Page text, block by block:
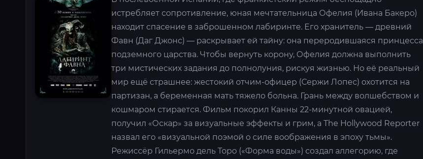
истребляет сопротивление, юная мечтательница Офелия (Ивана Бакеро)
находит спасение в заброшенном лабиринте. Его хранитель — древний
Фавн (Даг Джонс) — раскрывает ей тайну: она переродившаяся принцесса
подземного царства. Чтобы вернуть корону, Офелия должна выполнить
три мистических задания до полнолуния, рискуя жизнью. Но её реальный
мир ещё страшнее: жестокий отчим-офицер (Сержи Лопес) охотится на
партизан, а беременная мать тяжело больна. Грань между волшебством и
кошмаром стирается. Фильм покорил Канны 22-минутной овацией,
получил «Оскар» за визуальные эффекты и грим, а The Hollywood Reporter
назвал его «визуальной поэмой о силе воображения в эпоху тьмы».
Режиссёр Гильермо дель Торо («Форма воды») создал аллегорию, где